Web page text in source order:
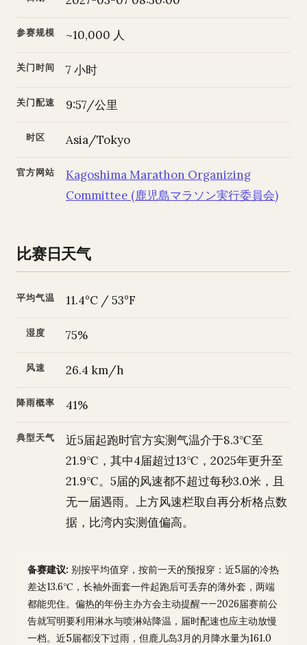
参赛规模 ~10,000 人
关门时间 7 小时
关门配速 9:57/公里
时区 Asia/Tokyo
官方网站
Kagoshima Marathon Organizing
Committee (鹿児島マラソン実行委員会)
比赛日天气
平均气温 11.4°C / 53°F
湿度 75%
风速 26.4 km/h
降雨概率 41%
典型天气
近5届起跑时官方实测气温介于8.3℃至
21.9℃，其中4届超过13℃，2025年更升至
21.9℃。5届的风速都不超过每秒3.0米，且
无一届遇雨。上方风速栏取自再分析格点数
据，比湾内实测值偏高。
备赛建议: 别按平均值穿，按前一天的预报穿：近5届的冷热
差达13.6℃，长袖外面套一件起跑后可丢弃的薄外套，两端
都能兜住。偏热的年份主办方会主动提醒——2026届赛前公
告就写明要利用淋水与喷淋站降温，届时配速也应主动放慢
一档。近5届都没下过雨，但鹿儿岛3月的月降水量为161.0